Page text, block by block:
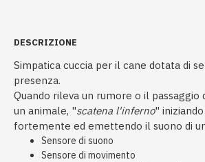
DESCRIZIONE
Simpatica cuccia per il cane dotata di
presenza.
Quando rileva un rumore o il passaggio
un animale, "scatena l'inferno"
fortemente ed emettendo il suono di
Sensore di suono
Sensore di movimento